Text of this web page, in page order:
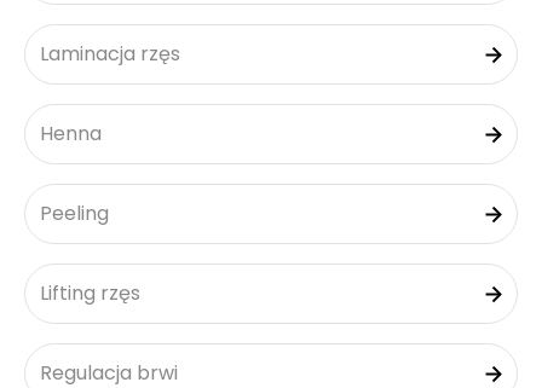
Laminacja rzęs
Henna
Peeling
Lifting rzęs
Regulacja brwi